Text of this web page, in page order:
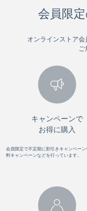
会員限
オンラインストア
キャンペーンで
お得に購入
会員限定で不定期に割引きキャンペー
料キャンペーンなどを行っています。